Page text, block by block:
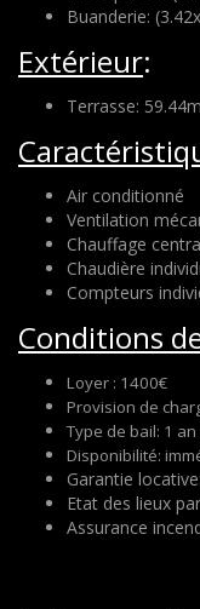
Buanderie:
Extérieur:
Terrasse: 59.44m
Air conditionné
Ventilation
Chauffage
Chaudière
Compteurs
Conditions
Loyer : 1400€
Provision de
Type de bail: 1
Disponibilité:
Garantie
Etat des lieux
Assurance